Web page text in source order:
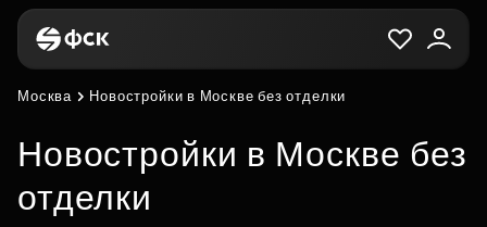
Москва Новостройки в Москве без отделки
Новостройки в Москве без
отделки